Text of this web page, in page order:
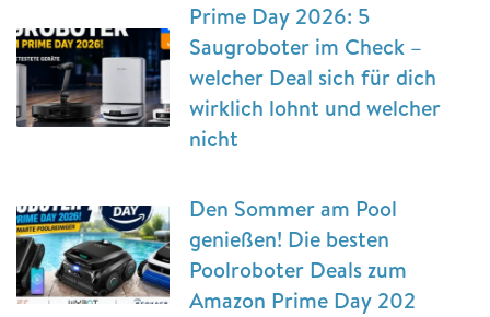
Prime Day 2026: 5
Saugroboter im Check –
welcher Deal sich für dich
wirklich lohnt und welcher
nicht
Den Sommer am Pool
genießen! Die besten
Poolroboter Deals zum
Amazon Prime Day 202